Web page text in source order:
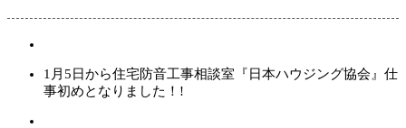
1月5日から住宅防音工事相談室『日本ハウジング協会』仕
事初めとなりました！!